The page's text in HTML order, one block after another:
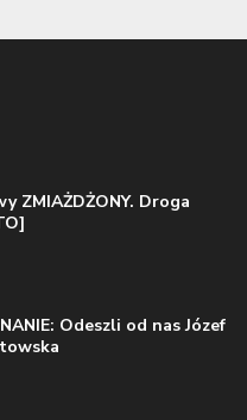
ZMIAŻDŻONY. Droga
Odeszli od nas Józef